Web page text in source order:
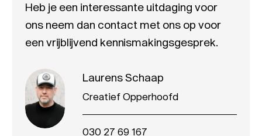
Heb je een interessante uitdaging voor
ons neem dan contact met ons op voor
een vrijblijvend kennismakingsgesprek.
Laurens Schaap
Creatief Opperhoofd
030 27 69 167